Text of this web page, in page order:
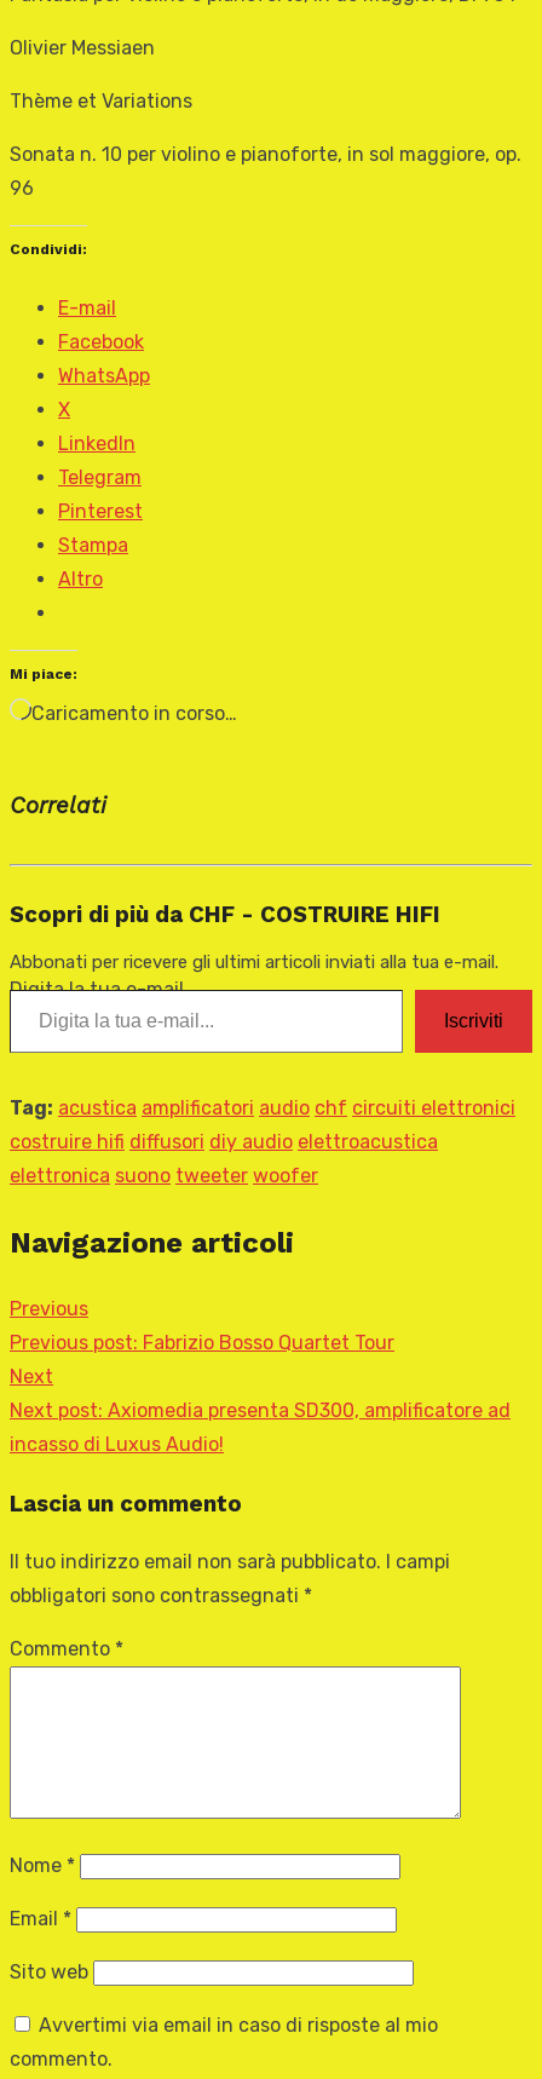
Olivier Messiaen
Thème et Variations
Sonata n. 10 per violino e pianoforte, in sol maggiore, op.
96
Condividi:
E-mail
Facebook
WhatsApp
X
LinkedIn
Telegram
Pinterest
Stampa
Altro
Mi piace:
Caricamento in corso…
Correlati
Scopri di più da CHF - COSTRUIRE HIFI
Abbonati per ricevere gli ultimi articoli inviati alla tua e-mail.
Digita la tua e-mail...
Iscriviti
Tag: acustica amplificatori audio chf circuiti elettronici
costruire hifi diffusori diy audio elettroacustica
elettronica suono tweeter woofer
Navigazione articoli
Previous
Previous post: Fabrizio Bosso Quartet Tour
Next
Next post: Axiomedia presenta SD300, amplificatore ad
incasso di Luxus Audio!
Lascia un commento
Il tuo indirizzo email non sarà pubblicato.
I campi
obbligatori sono contrassegnati *
Commento *
Nome *
Email *
Sito web
Avvertimi via email in caso di risposte al mio
commento.